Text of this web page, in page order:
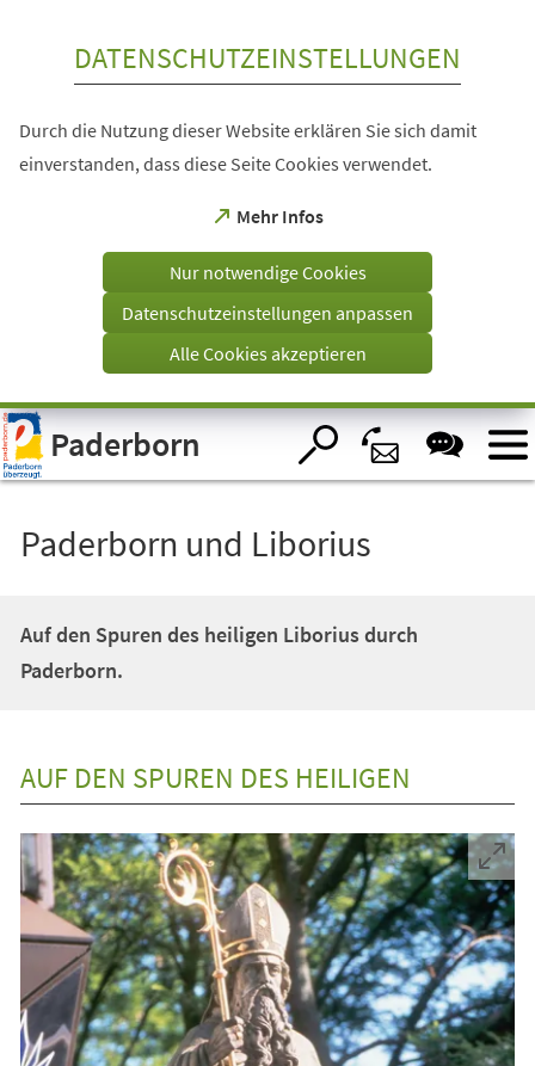
Visuelle
Assistenzsoftware
öffnen.
DATENSCHUTZEINSTELLUNGEN
Durch die Nutzung dieser Website erklären Sie sich damit
einverstanden, dass diese Seite Cookies verwendet.
Mehr Infos
(Öffnet
einem
Tab)
Nur notwendige Cookies
Datenschutzeinstellungen anpassen
Alle Cookies akzeptieren
Paderborn
Paderborn und Liborius
Auf den Spuren des heiligen Liborius durch
Paderborn.
AUF DEN SPUREN DES HEILIGEN